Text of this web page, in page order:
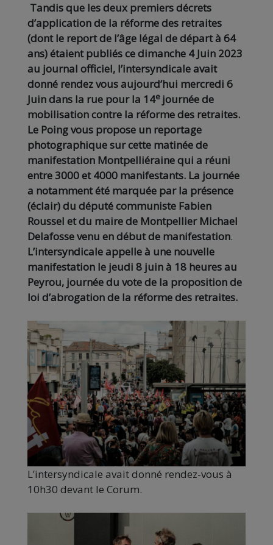
Tandis que les deux premiers décrets
d’application de la réforme des retraites
(dont le report de l’âge légal de départ à 64
ans) étaient publiés ce dimanche 4 Juin 2023
au journal officiel, l’intersyndicale avait
donné rendez vous aujourd’hui mercredi 6
Juin dans la rue pour la 14e journée de
mobilisation contre la réforme des retraites.
Le Poing vous propose un reportage
photographique sur cette matinée de
manifestation Montpelliéraine qui a réuni
entre 3000 et 4000 manifestants. La journée
a notamment été marquée par la présence
(éclair) du député communiste Fabien
Roussel et du maire de Montpellier Michael
Delafosse venu en début de manifestation.
L’intersyndicale appelle à une nouvelle
manifestation le jeudi 8 juin à 18 heures au
Peyrou, journée du vote de la proposition de
loi d’abrogation de la réforme des retraites.
L’intersyndicale avait donné rendez-vous à
10h30 devant le Corum.